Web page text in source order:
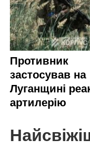
Противник
застосував на
Луганщині
артилерію